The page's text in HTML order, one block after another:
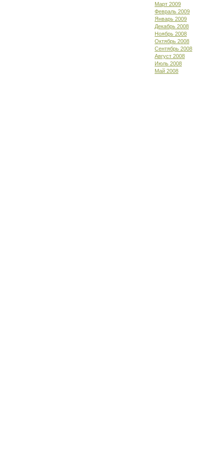
Март 2009
Февраль 2009
Январь 2009
Декабрь 2008
Ноябрь 2008
Октябрь 2008
Сентябрь 2008
Август 2008
Июль 2008
Май 2008